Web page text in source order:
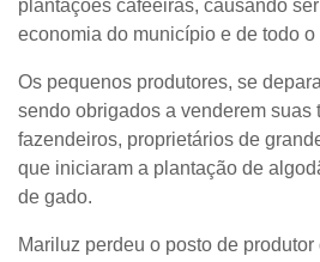
plantações cafeeiras, causando
economia do município e de todo o
Os pequenos produtores, se
sendo obrigados a venderem suas
fazendeiros, proprietários de
que iniciaram a plantação de
de gado.
Mariluz perdeu o posto de